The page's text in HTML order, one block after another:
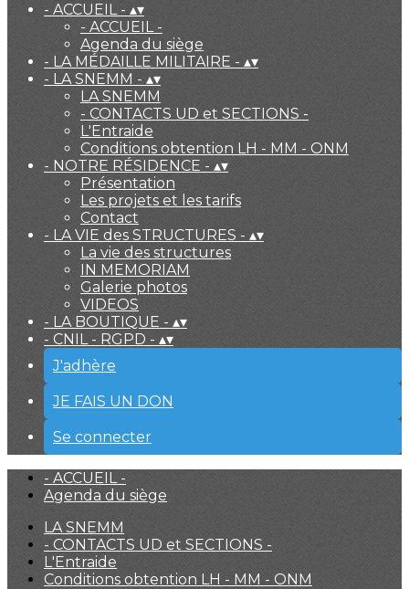
- ACCUEIL - ▴▾
- ACCUEIL -
Agenda du siège
- LA MÉDAILLE MILITAIRE - ▴▾
- LA SNEMM - ▴▾
LA SNEMM
- CONTACTS UD et SECTIONS -
L'Entraide
Conditions obtention LH - MM - ONM
- NOTRE RÉSIDENCE - ▴▾
Présentation
Les projets et les tarifs
Contact
- LA VIE des STRUCTURES - ▴▾
La vie des structures
IN MEMORIAM
Galerie photos
VIDEOS
- LA BOUTIQUE - ▴▾
- CNIL - RGPD - ▴▾
J'adhère
JE FAIS UN DON
Se connecter
- ACCUEIL -
Agenda du siège
LA SNEMM
- CONTACTS UD et SECTIONS -
L'Entraide
Conditions obtention LH - MM - ONM